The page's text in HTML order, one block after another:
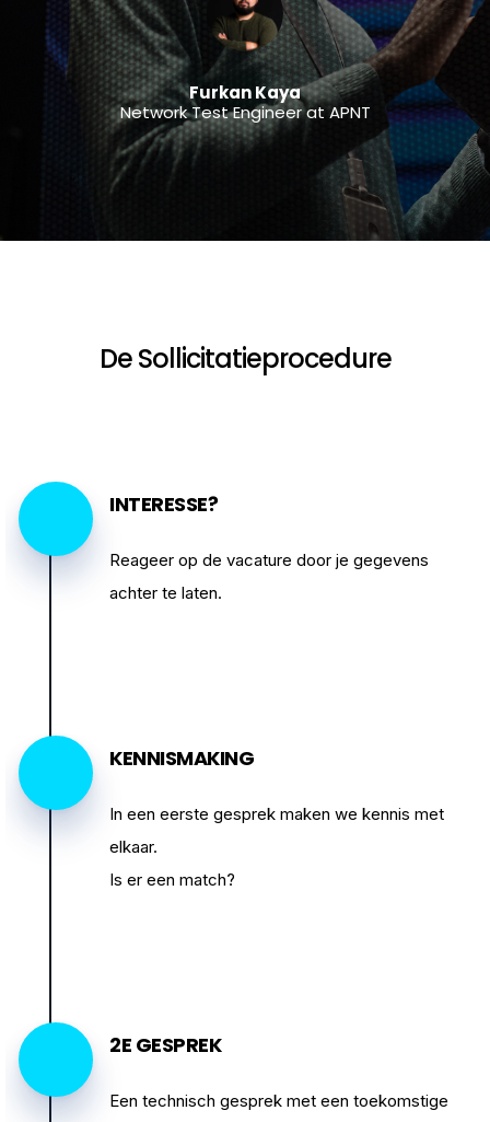
Furkan Kaya
Network Test Engineer at APNT
De Sollicitatieprocedure
INTERESSE?
Reageer op de vacature door je gegevens
achter te laten.
KENNISMAKING
In een eerste gesprek maken we kennis met
elkaar.
Is er een match?
2E GESPREK
Een technisch gesprek met een toekomstige